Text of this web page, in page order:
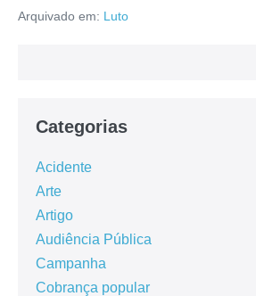
Arquivado em: Luto
Categorias
Acidente
Arte
Artigo
Audiência Pública
Campanha
Cobrança popular